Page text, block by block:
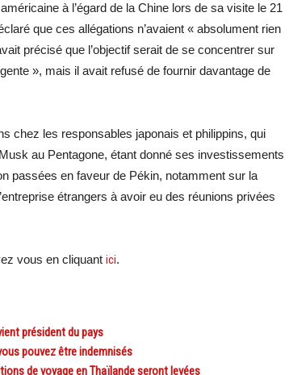
à l’égard de la Chine lors de sa visite le 21
que ces allégations n’avaient « absolument rien
précisé que l’objectif serait de se concentrer sur
», mais il avait refusé de fournir davantage de
chez les responsables japonais et philippins, qui
au Pentagone, étant donné ses investissements
passées en faveur de Pékin, notamment sur la
étrangers à avoir eu des réunions privées
vous en cliquant ici.
président du pays
pouvez être indemnisés
de voyage en Thaïlande seront levées